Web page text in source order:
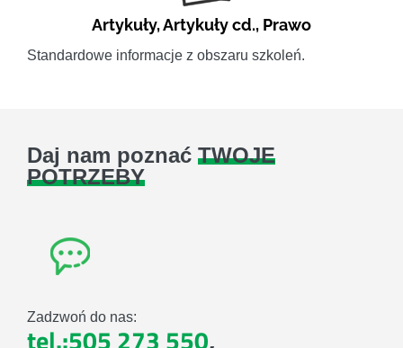
Artykuły,Artykuły cd., Prawo
Standardowe informacje z obszaru szkoleń.
Daj nam poznać TWOJE
POTRZEBY
Zadzwoń do nas: